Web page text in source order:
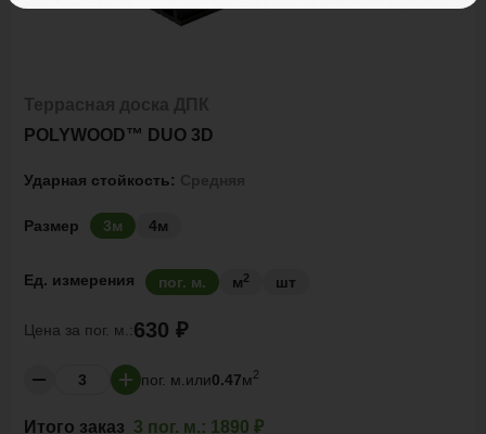
POLYWOOD™ DUO 3D
Ударная стойкость:
Размер 3м 4м
Ед. измерения пог. м. м2 шт
Цена за пог. м.:630 ₽
пог. м. или0.47м2
Итого заказ 3 пог. м.: 1890 ₽